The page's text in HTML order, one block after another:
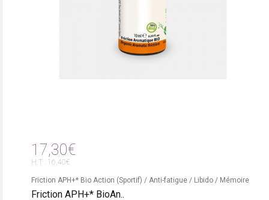
17,30€
H.T : 16,40€
Friction APH+* Bio Action (Sportif) / Anti-fatigue / Libido / Mémoire
Friction APH+* BioAn..